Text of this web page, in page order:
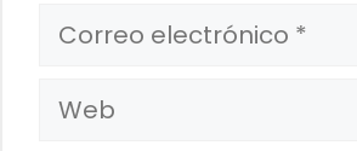
Correo
electrónico
Web